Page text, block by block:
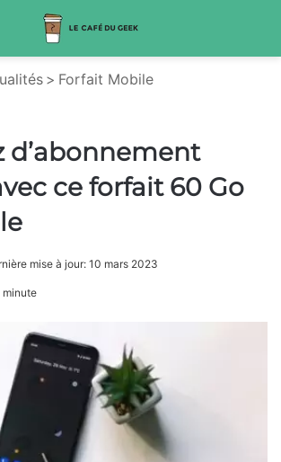
> Forfait Mobile
d’abonnement
ce forfait 60 Go
mise à jour: 10 mars 2023
minute